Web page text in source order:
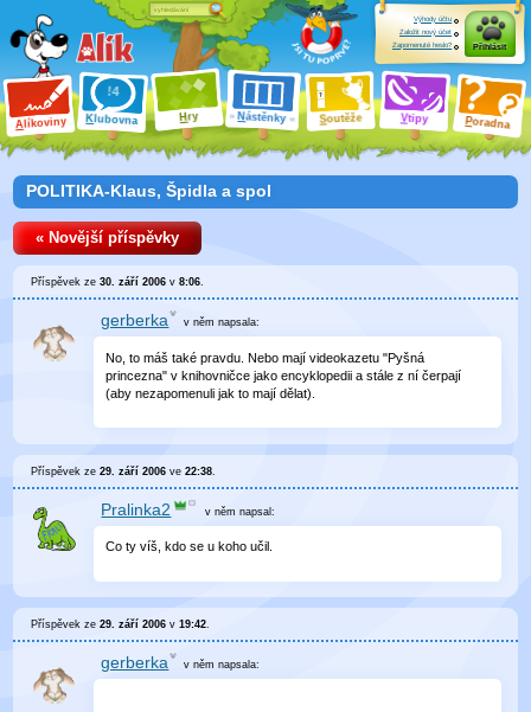
Alíkoviny Klubovna Hry Nástěnky Soutěže Vtipy Poradna
Výhody účtu
Založit nový účet
Zapomenuté heslo?
Přihlásit
POLITIKA-Klaus, Špidla a spol
« Novější příspěvky
Příspěvek ze30. září 2006 v8:06.
gerberka v něm napsala:
No, to máš také pravdu. Nebo mají videokazetu "Pyšná
princezna" v knihovničce jako encyklopedii a stále z ní čerpají
(aby nezapomenuli jak to mají dělat).
Příspěvek ze29. září 2006 ve22:38
Pralinka2 v něm napsal:
Co ty víš, kdo se u koho učil.
Příspěvek ze29. září 2006 v19:42.
gerberka v něm napsala: